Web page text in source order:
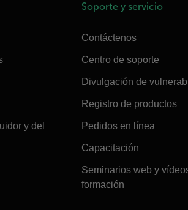
y del
Soporte y servicio
Contáctenos
Centro de soporte
Divulgación de
Registro de productos
Pedidos en línea
Capacitación
Seminarios web y
formación